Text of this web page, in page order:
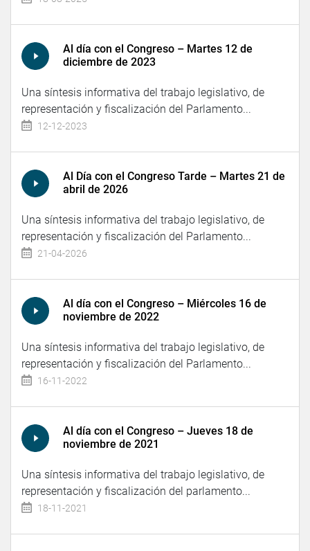
Al día con el Congreso – Martes 12 de
diciembre de 2023
Una síntesis informativa del trabajo legislativo, de
representación y fiscalización del Parlamento...
12-12-2023
Al Día con el Congreso Tarde – Martes 21 de
abril de 2026
Una síntesis informativa del trabajo legislativo, de
representación y fiscalización del Parlamento...
21-04-2026
Al día con el Congreso – Miércoles 16 de
noviembre de 2022
Una síntesis informativa del trabajo legislativo, de
representación y fiscalización del Parlamento...
16-11-2022
Al día con el Congreso – Jueves 18 de
noviembre de 2021
Una síntesis informativa del trabajo legislativo, de
representación y fiscalización del parlamento...
18-11-2021